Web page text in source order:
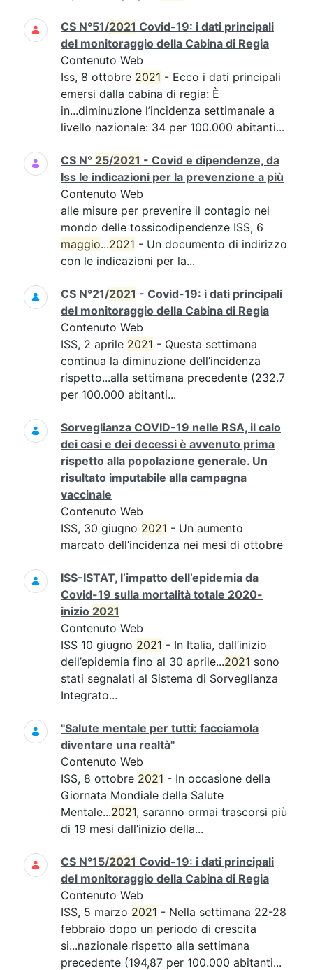
CS N°51/2021 Covid-19: i dati principali
del monitoraggio della Cabina di Regia
Contenuto Web
Iss, 8 ottobre 2021 - Ecco i dati principali
emersi dalla cabina di regia: È
in...diminuzione l’incidenza settimanale a
livello nazionale: 34 per 100.000 abitanti...
CS N° 25/2021 - Covid e dipendenze, da
Iss le indicazioni per la prevenzione a più
Contenuto Web
alle misure per prevenire il contagio nel
mondo delle tossicodipendenze ISS, 6
maggio...2021 - Un documento di indirizzo
con le indicazioni per la...
CS N°21/2021 - Covid-19: i dati principali
del monitoraggio della Cabina di Regia
Contenuto Web
ISS, 2 aprile 2021 - Questa settimana
continua la diminuzione dell’incidenza
rispetto...alla settimana precedente (232.7
per 100.000 abitanti...
Sorveglianza COVID-19 nelle RSA, il calo
dei casi e dei decessi è avvenuto prima
rispetto alla popolazione generale. Un
risultato imputabile alla campagna
vaccinale
Contenuto Web
ISS, 30 giugno 2021 - Un aumento
marcato dell’incidenza nei mesi di ottobre
ISS-ISTAT, l’impatto dell’epidemia da
Covid-19 sulla mortalità totale 2020-
inizio 2021
Contenuto Web
ISS 10 giugno 2021 - In Italia, dall’inizio
dell’epidemia fino al 30 aprile...2021 sono
stati segnalati al Sistema di Sorveglianza
Integrato...
"Salute mentale per tutti: facciamola
diventare una realtà"
Contenuto Web
ISS, 8 ottobre 2021 - In occasione della
Giornata Mondiale della Salute
Mentale...2021, saranno ormai trascorsi più
di 19 mesi dall’inizio della...
CS N°15/2021 Covid-19: i dati principali
del monitoraggio della Cabina di Regia
Contenuto Web
ISS, 5 marzo 2021 - Nella settimana 22-28
febbraio dopo un periodo di crescita
si...nazionale rispetto alla settimana
precedente (194,87 per 100.000 abitanti...